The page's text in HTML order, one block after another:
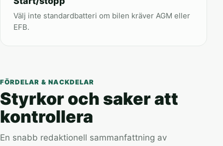
Välj inte standardbatteri om bilen kräver AGM eller
EFB.
FÖRDELAR & NACKDELAR
Styrkor och saker att
kontrollera
En snabb redaktionell sammanfattning av